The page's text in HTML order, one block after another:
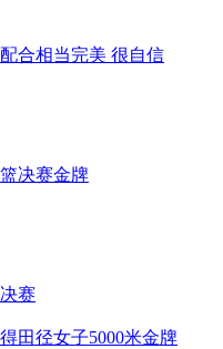
合相当完美 很自信
决赛金牌
赛